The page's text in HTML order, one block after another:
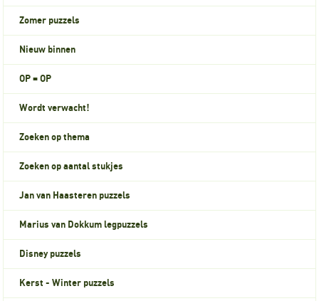
Zomer puzzels
Nieuw binnen
OP = OP
Wordt verwacht!
Zoeken op thema
Zoeken op aantal stukjes
Jan van Haasteren puzzels
Marius van Dokkum legpuzzels
Disney puzzels
Kerst - Winter puzzels